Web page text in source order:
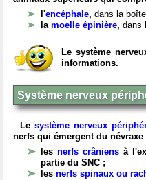
l'encéphale, dans la
la moelle épinière, dans
Le système
informations.
Système nerveux
Le système nerveux
nerfs qui émergent du névraxe
les nerfs crâniens à
partie du SNC ;
les nerfs spinaux ou